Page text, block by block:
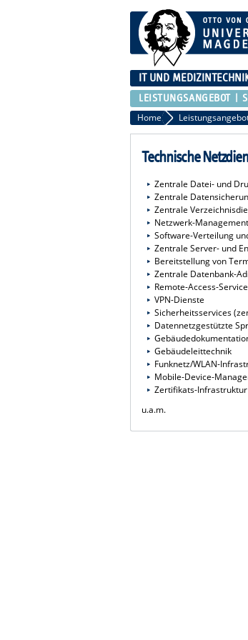
IT UND
LEISTUNGSANGEBOT
Home
Technische
Zentrale Datei- und
Zentrale
Zentrale
Netzwerk-
Software-Verteilung
Zentrale Server- und
Bereitstellung von
Zentrale Datenbank-
Remote-Access-Service
VPN-Dienste
Sicherheitsservices
Datennetzgestützte
Gebäudeleittechnik
Funknetz/WLAN-
Mobile-Device-
Zertifikats-
u.a.m.